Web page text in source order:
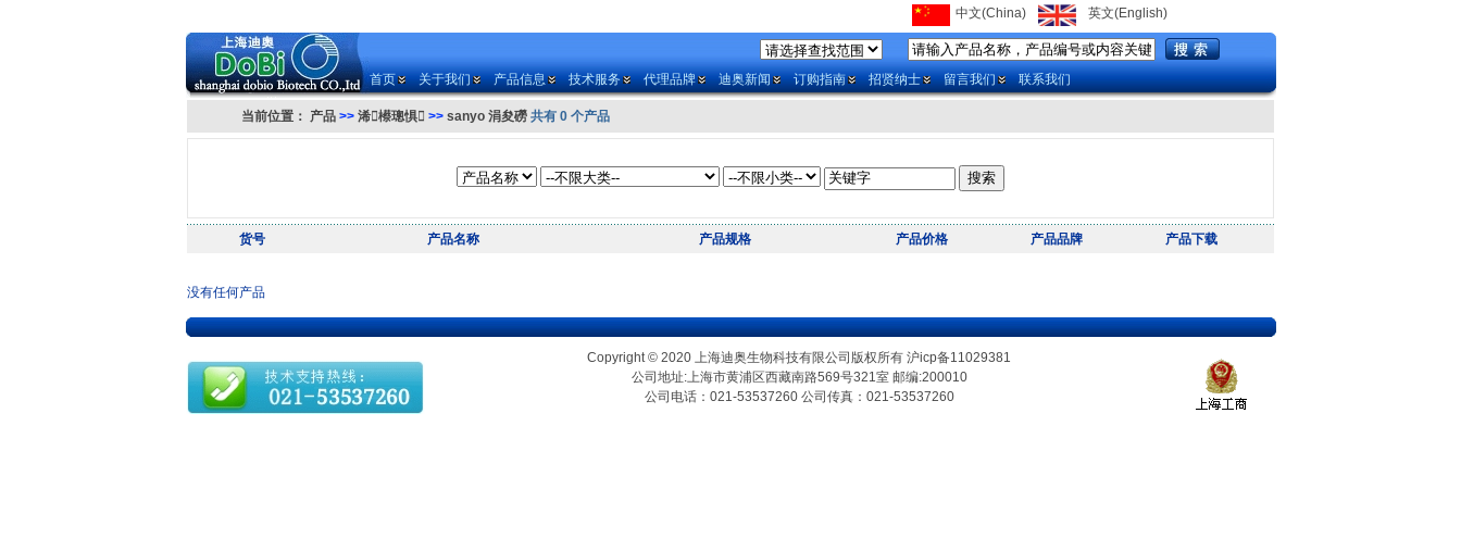
中文(China) 英文(English)
首页 关于我们 产品信息 技术服务 代理品牌 迪奥新闻 订购指南 招贤纳士 留言我们 联系我们
当前位置： 产品 >> 浠櫒璁惧 >> sanyo 涓夋磱 共有 0 个产品
货号 产品名称 产品规格 产品价格 产品品牌 产品下载
没有任何产品
Copyright © 2020 上海迪奥生物科技有限公司版权所有 沪icp备11029381
公司地址:上海市黄浦区西藏南路569号321室 邮编:200010
公司电话：021-53537260 公司传真：021-53537260